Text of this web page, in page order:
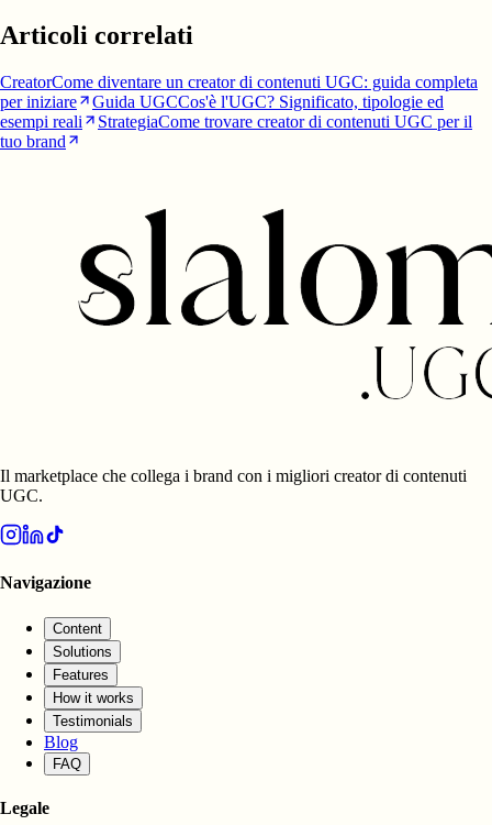
Articoli correlati
CreatorCome diventare un creator di contenuti UGC: guida completa
per iniziare
Guida UGCCos'è l'UGC? Significato, tipologie ed
esempi reali
StrategiaCome trovare creator di contenuti UGC per il
tuo brand
Il marketplace che collega i brand con i migliori creator di contenuti
UGC.
Navigazione
Content
Solutions
Features
How it works
Testimonials
Blog
FAQ
Legale